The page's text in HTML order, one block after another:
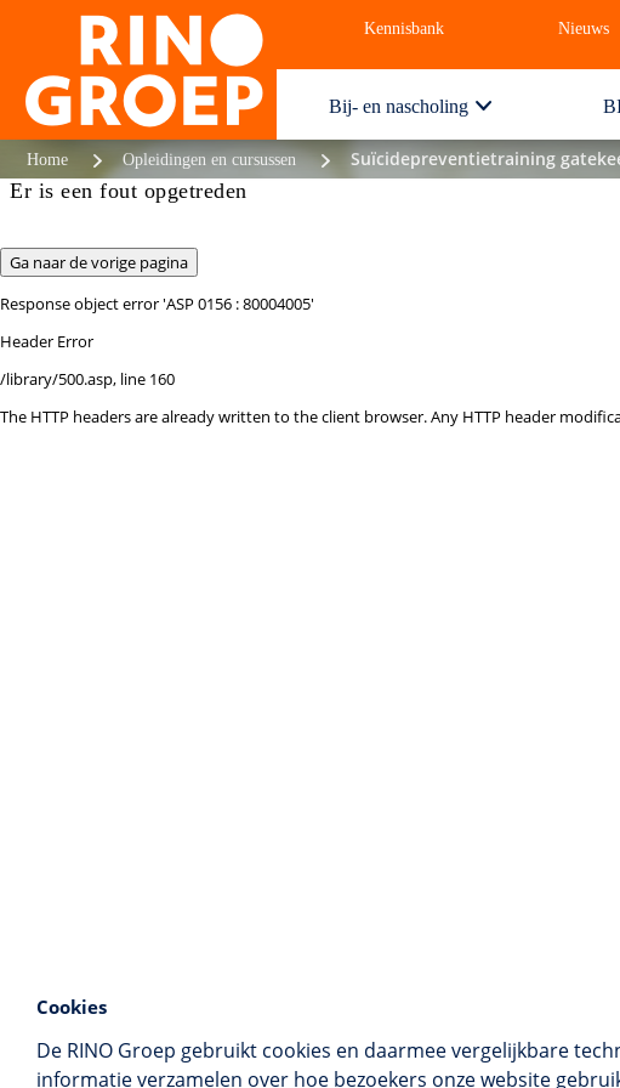
Cookies
De RINO Groep gebruikt cookies en daarmee vergelijkbare
informatie verzamelen over hoe bezoekers onze website
Kennisbank Nieuws
Bij- en nascholing
Home Opleidingen en cursussen Suïcidepreventietraining
Er is een fout opgetreden
Response objecterror 'ASP 0156 : 80004005'
Header Error
/library/500.asp, line 160
The HTTP headers are already written to the client browser. Any HTTP header